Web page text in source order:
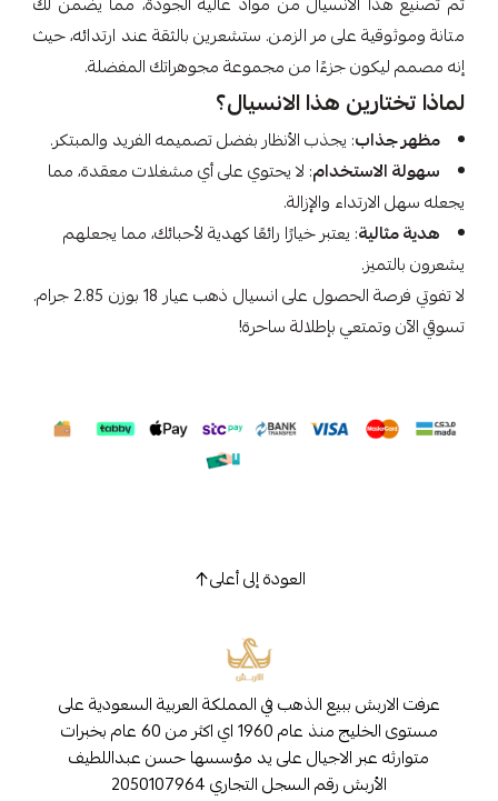
متانة وموثوقية على مر الزمن. ستشعرين بالثقة عند ارتدائه، حيث
إنه مصمم ليكون جزءًا من مجموعة مجوهراتك المفضلة.
لماذا تختارين هذا الانسيال؟
مظهر جذاب: يجذب الأنظار بفضل تصميمه الفريد والمبتكر.
سهولة الاستخدام: لا يحتوي على أي مشغلات معقدة، مما
يجعله سهل الارتداء والإزالة.
هدية مثالية: يعتبر خيارًا رائعًا كهدية لأحبائك، مما يجعلهم
يشعرون بالتميز.
لا تفوتي فرصة الحصول على انسيال ذهب عيار 18 بوزن 2.85 جرام.
تسوقي الآن وتمتعي بإطلالة ساحرة!
العودة إلى أعلى
عرفت الاربش ببيع الذهب في المملكة العربية السعودية على
مستوى الخليج منذ عام 1960 اي اكثر من 60 عام بخبرات
متوارثه عبر الاجيال على يد مؤسسها حسن عبداللطيف
الأربش رقم السجل التجاري 2050107964